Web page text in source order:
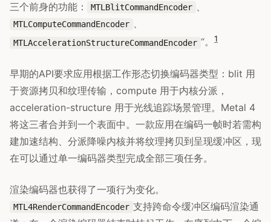
三个前身的功能：
MTLBlitCommandEncoder 、
MTLComputeCommandEncoder 、
MTLAccelerationStructureCommandEncoder “。 1
早期的API要求应用根据工作形态切换编码器类型：blit 用
于资源拷贝和纹理传输，compute 用于内核分派，
acceleration-structure 用于光线追踪场景管理。Metal 4
将这三者合并到一个表面中。一款应用在编码一帧时若需构
建加速结构、分派降噪内核并将纹理拷贝到呈现缓冲区，现
在可以通过单一编码器类型完成全部三项任务。
渲染编码器也获得了一项行为变化。
MTL4RenderCommandEncoder 支持跨命令缓冲区编码渲染通